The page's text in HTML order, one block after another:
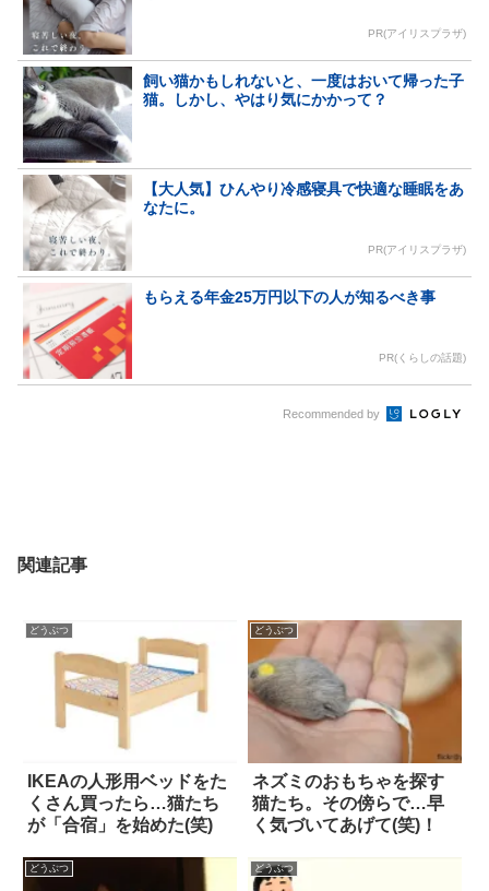
PR(アイリスプラザ)
飼い猫かもしれないと、一度はおいて帰った子
猫。しかし、やはり気にかかって？
【大人気】ひんやり冷感寝具で快適な睡眠をあ
なたに。
PR(アイリスプラザ)
もらえる年金25万円以下の人が知るべき事
PR(くらしの話題)
Recommended by
関連記事
どうぶつ
IKEAの人形用ベッドをた
くさん買ったら…猫たち
が「合宿」を始めた(笑)
どうぶつ
ネズミのおもちゃを探す
猫たち。その傍らで…早
く気づいてあげて(笑)！
どうぶつ どうぶつ